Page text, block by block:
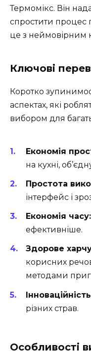
Термомікс. Він
спростити процес
це з неймовірним
Ключові
Коротко
аспектах, які
вибором для
Економія
на кухні,
Простота
інтерфейс і
Економія часу:
ефективніше.
Здорове
корисних
методами
різних страв.
Особливості